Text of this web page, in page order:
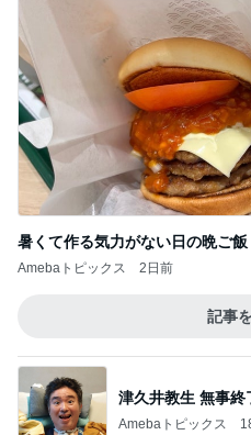
暑くて作る気力がない日の晩ご飯
Amebaトピックス 2日前
記事
津久井教生 無事終
Amebaトピックス